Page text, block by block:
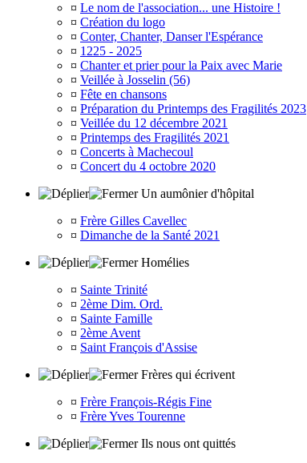
¤ Le nom de l'association... une Histoire !
¤ Création du logo
¤ Conter, Chanter, Danser l'Espérance
¤ 1225 - 2025
¤ Chanter et prier pour la Paix avec Marie
¤ Veillée à Josselin (56)
¤ Fête en chansons
¤ Préparation du Printemps des Fragilités 2023
¤ Veillée du 12 décembre 2021
¤ Printemps des Fragilités 2021
¤ Concerts à Machecoul
¤ Concert du 4 octobre 2020
Un aumônier d'hôpital
¤ Frère Gilles Cavellec
¤ Dimanche de la Santé 2021
Homélies
¤ Sainte Trinité
¤ 2ème Dim. Ord.
¤ Sainte Famille
¤ 2ème Avent
¤ Saint François d'Assise
Frères qui écrivent
¤ Frère François-Régis Fine
¤ Frère Yves Tourenne
Ils nous ont quittés